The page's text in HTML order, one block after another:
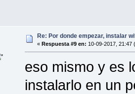
Re: Por donde empezar, instalar
« Respuesta #9 en: 10-09-2017, 21:47
eso mismo y es
instalarlo en un